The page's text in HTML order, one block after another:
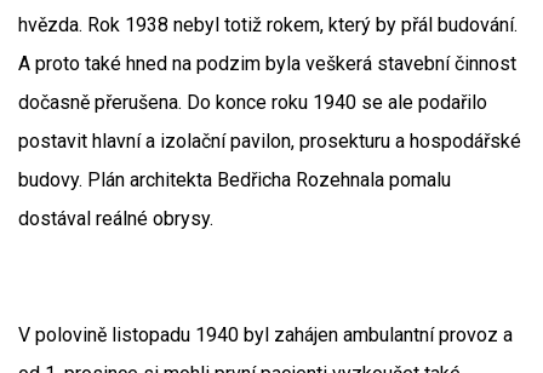
hvězda. Rok 1938 nebyl totiž rokem, který by přál budování.
A proto také hned na podzim byla veškerá stavební činnost
dočasně přerušena. Do konce roku 1940 se ale podařilo
postavit hlavní a izolační pavilon, prosekturu a hospodářské
budovy. Plán architekta Bedřicha Rozehnala pomalu
dostával reálné obrysy.
V polovině listopadu 1940 byl zahájen ambulantní provoz a